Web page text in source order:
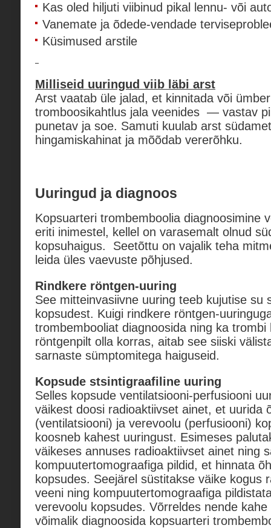
Kas oled hiljuti viibinud pikal lennu- või
Vanemate ja õdede-vendade
Küsimused arstile
Milliseid uuringud viib läbi arst
Arst vaatab üle jalad, et kinnitada või
tromboosikahtlus jala veenides — vastav
punetav ja soe. Samuti kuulab arst
hingamiskahinat ja mõõdab vererõhku.
Uuringud ja diagnoos
Kopsuarteri trombemboolia diagnoosimine
eriti inimestel, kellel on varasemalt olnud
kopsuhaigus. Seetõttu on vajalik teha
leida üles vaevuste põhjused.
Rindkere röntgen-uuring
See mitteinvasiivne uuring teeb kujutise su
kopsudest. Kuigi rindkere röntgen-
trombembooliat diagnoosida ning ka trombi
röntgenpilt olla korras, aitab see siiski
sarnaste sümptomitega haiguseid.
Kopsude stsintigraafiline uuring
Selles kopsude ventilatsiooni-perfusiooni
väikest doosi radioaktiivset ainet, et uurida
(ventilatsiooni) ja verevoolu (perfusiooni)
koosneb kahest uuringust. Esimeses
väikeses annuses radioaktiivset ainet ning
kompuutertomograafiga pildid, et hinnata
kopsudes. Seejärel süstitakse väike kogus
veeni ning kompuutertomograafiga
verevoolu kopsudes. Võrreldes nende
võimalik diagnoosida kopsuarteri